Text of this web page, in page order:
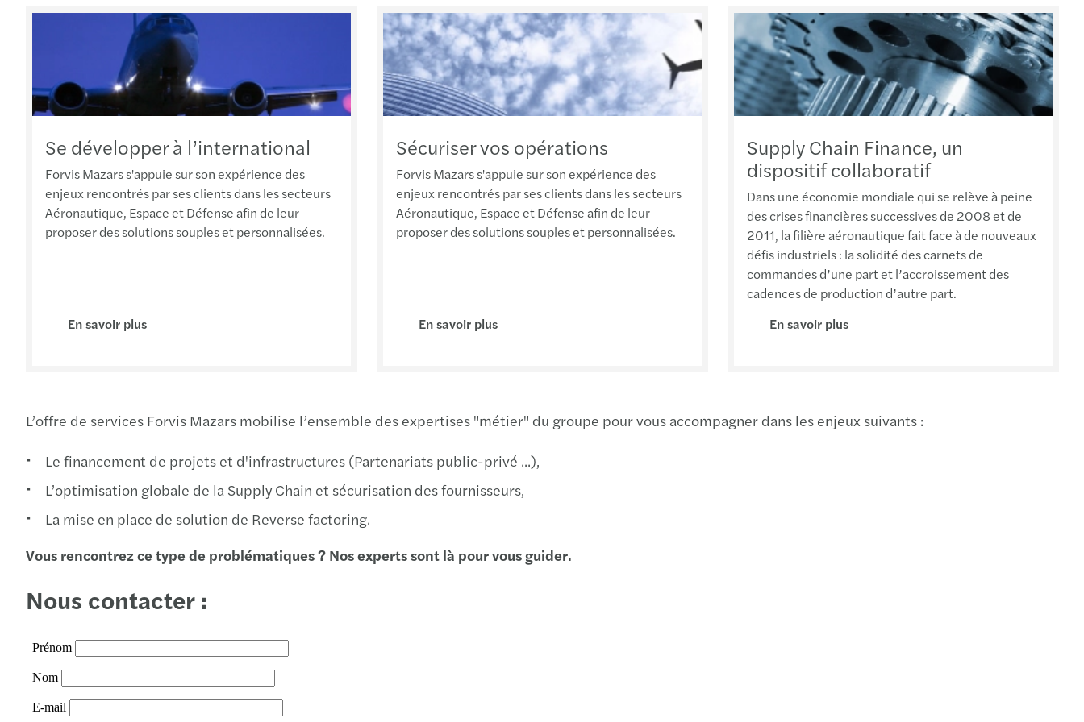
Le Havre
Le Lamentin
Le Puy-en-Velay
Lons-le-Saunier
Nantes
Se développer à l’international
Forvis Mazars s'appuie sur son expérience des
enjeux rencontrés par ses clients dans les secteurs
Aéronautique, Espace et Défense afin de leur
proposer des solutions souples et personnalisées.
En savoir plus
Sécuriser vos opérations
Forvis Mazars s'appuie sur son expérience des
enjeux rencontrés par ses clients dans les secteurs
Aéronautique, Espace et Défense afin de leur
proposer des solutions souples et personnalisées.
En savoir plus
Supply Chain Finance, un
dispositif collaboratif
Dans une économie mondiale qui se relève à peine
des crises financières successives de 2008 et de
2011, la filière aéronautique fait face à de nouveaux
défis industriels : la solidité des carnets de
commandes d’une part et l’accroissement des
cadences de production d’autre part.
En savoir plus
L’offre de services Forvis Mazars mobilise l’ensemble des expertises "métier" du groupe pour vous accompagner dans les enjeux suivants :
Le financement de projets et d'infrastructures (Partenariats public-privé ...),
L’optimisation globale de la Supply Chain et sécurisation des fournisseurs,
La mise en place de solution de Reverse factoring.
Vous rencontrez ce type de problématiques ? Nos experts sont là pour vous guider.
Nous contacter :